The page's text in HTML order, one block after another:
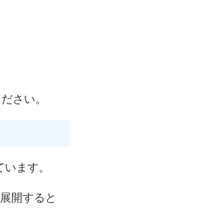
さい。
ます。
開すると